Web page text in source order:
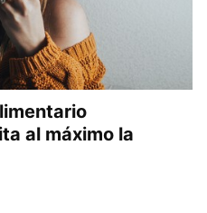
al máximo la